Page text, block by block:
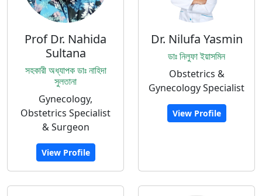
Prof Dr. Nahida
Sultana
সহকারী অধ্যাপক ডাঃ নাহিদা
সুলতানা
Gynecology,
Obstetrics Specialist
& Surgeon
View Profile
Dr. Nilufa Yasmin
ডাঃ নিলুফা ইয়াসমিন
Obstetrics &
Gynecology Specialist
View Profile